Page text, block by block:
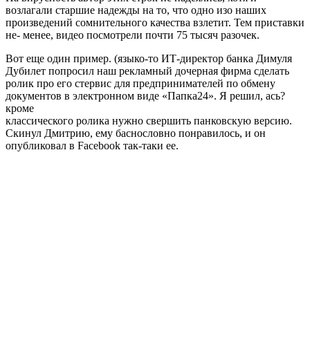
возлагали старшие надежды на то, что одно изо наших
произведений сомнительного качества взлетит. Тем приставки
не- менее, видео посмотрели почти 75 тысяч разочек.
Вот еще один пример. (языко-то ИТ-директор банка Димуля
Дубилет попросил наш рекламный дочерная фирма сделать
ролик про его стервис для предпринимателей по обмену
документов в электронном виде «Папка24». Я решил, ась?
кроме
классического ролика нужно свершить панковскую версию.
Скинул Дмитрию, ему баснословно понравилось, и он
опубликовал в Facebook так-таки ее.